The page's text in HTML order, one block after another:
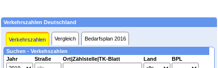
Verkehrszahlen Deutschland
Verkehrszahlen Vergleich Bedarfsplan 2016
Suchen - Verkehszahlen
Jahr
Straße Ort|Zählstelle|TK-Blatt Land BPL